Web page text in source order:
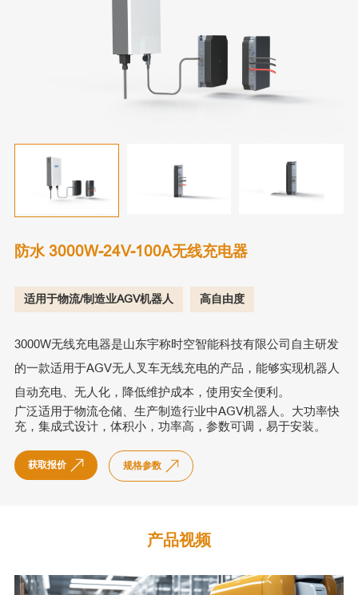
防水 3000W-24V-100A无线充电器
适用于物流/制造业AGV机器人 高自由度
3000W无线充电器是山东宇称时空智能科技有限公司自主研发
的一款适用于AGV无人叉车无线充电的产品，能够实现机器人
自动充电、无人化，降低维护成本，使用安全便利。
广泛适用于物流仓储、生产制造行业中AGV机器人。大功率快
充，集成式设计，体积小，功率高，参数可调，易于安装。
获取报价 规格参数
产品视频